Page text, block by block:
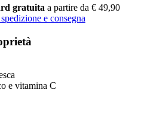
gratuita a partire da € 49,90
e consegna
e vitamina C